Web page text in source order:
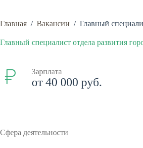
Главная / Вакансии / Главный
Главный специалист отдела развития
Зарплата
от 40 000 руб.
Сфера деятельности